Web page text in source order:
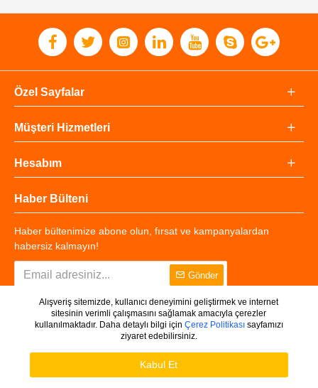
Özel Sayfalar
Müşteri Hizmetleri
Hesabım
Haber Bülteni
Haber bültenimize abone olun, fırsat ve kampanyalardan
habersiz kalmayın!
Gönder
Copyright © 2025 - Tüm Hakları Saklıdır.
Alışveriş sitemizde, kullanıcı deneyimini geliştirmek ve internet
sitesinin verimli çalışmasını sağlamak amacıyla çerezler
kullanılmaktadır. Daha detaylı bilgi için Çerez Politikasısayfamızı
ziyaret edebilirsiniz.
Kabul Et
Ürünleri Filtrele